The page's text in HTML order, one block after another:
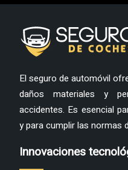
El seguro de automóvil
daños materiales y
accidentes. Es esencial
y para cumplir las normas
Innovaciones